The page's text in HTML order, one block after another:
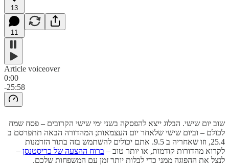
13
11
Article voiceover
0:00
-25:58
שוב יום שישי. הבלוג ייצא להפסקה בשני ימי שישי הקרובים – פסח שמח
לכולם – וביום שישי שלאחר יום העצמאות; המהדורה הבאה תתפרסם ב
25.4, וזו שאחריה ב 9.5. אתם יכולים להשתמש בזה בתור הזדמנות
לקרוא מהדורות קודמות, או יותר טוב – ברוח ההצעה של כריסטנסן –
לנצל את ההפוגה ממני כדי לבלות יותר זמן עם המשפחות שלכם.